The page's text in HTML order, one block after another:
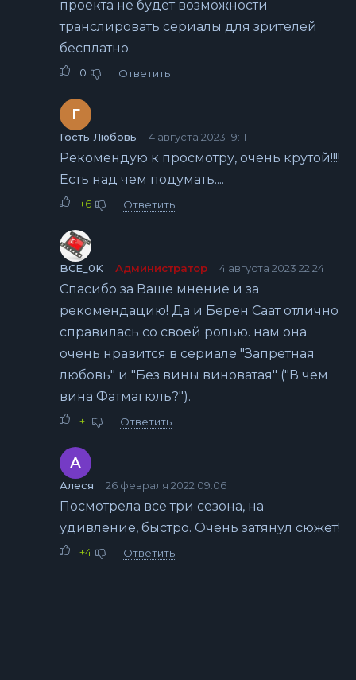
проекта не будет возможности
транслировать сериалы для зрителей
бесплатно.
0 Ответить
Г
Гость Любовь 4 августа 2023 19:11
Рекомендую к просмотру, очень крутой!!!!
Есть над чем подумать....
+6 Ответить
BCE_0K Администратор 4 августа 2023 22:24
Спасибо за Ваше мнение и за
рекомендацию! Да и Берен Саат отлично
справилась со своей ролью. нам она
очень нравится в сериале "Запретная
любовь" и "Без вины виноватая" ("В чем
вина Фатмагюль?").
+1 Ответить
А
Алеся 26 февраля 2022 09:06
Посмотрела все три сезона, на
удивление, быстро. Очень затянул сюжет!
+4 Ответить